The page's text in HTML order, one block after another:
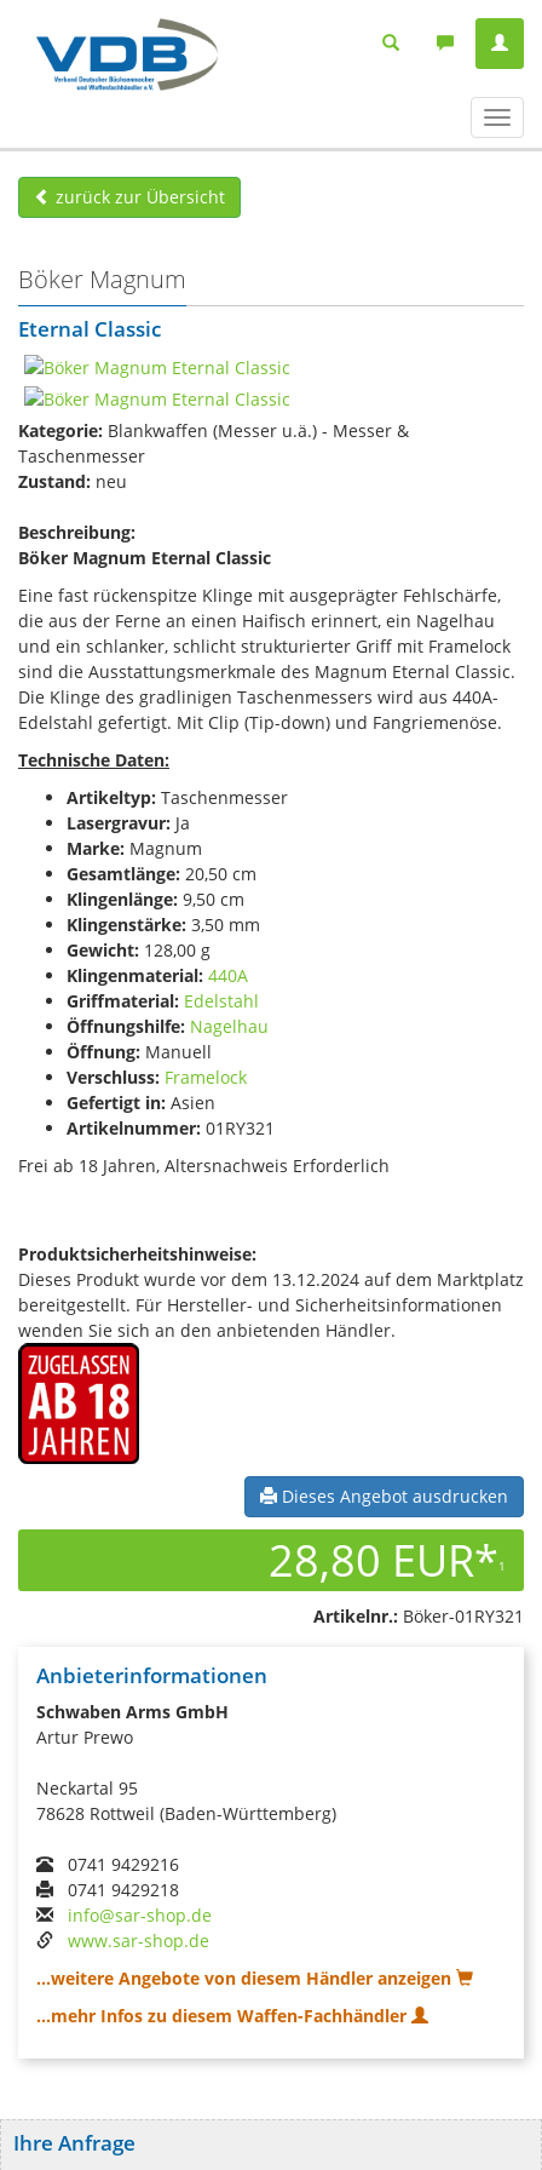
ein-/
zurück zur Übersicht
Böker Magnum
Eternal Classic
Kategorie: Blankwaffen (Messer u.ä.) - Messer &
Taschenmesser
Zustand: neu
Beschreibung:
Böker Magnum Eternal Classic
Eine fast rückenspitze Klinge mit ausgeprägter Fehlschärfe,
die aus der Ferne an einen Haifisch erinnert, ein Nagelhau
und ein schlanker, schlicht strukturierter Griff mit Framelock
sind die Ausstattungsmerkmale des Magnum Eternal Classic.
Die Klinge des gradlinigen Taschenmessers wird aus 440A-
Edelstahl gefertigt. Mit Clip (Tip-down) und Fangriemenöse.
Technische Daten:
Artikeltyp: Taschenmesser
Lasergravur: Ja
Marke: Magnum
Gesamtlänge: 20,50 cm
Klingenlänge: 9,50 cm
Klingenstärke: 3,50 mm
Gewicht: 128,00 g
Klingenmaterial: 440A
Griffmaterial: Edelstahl
Öffnungshilfe: Nagelhau
Öffnung: Manuell
Verschluss: Framelock
Gefertigt in: Asien
Artikelnummer: 01RY321
Frei ab 18 Jahren, Altersnachweis Erforderlich
Produktsicherheitshinweise:
Dieses Produkt wurde vor dem 13.12.2024 auf dem Marktplatz
bereitgestellt. Für Hersteller- und Sicherheitsinformationen
wenden Sie sich an den anbietenden Händler.
Dieses Angebot ausdrucken
28,80 EUR*1
Artikelnr.: Böker-01RY321
Anbieterinformationen
Schwaben Arms GmbH
Artur Prewo
Neckartal 95
78628 Rottweil (Baden-Württemberg)
0741 9429216
0741 9429218
info@sar-shop.de
www.sar-shop.de
...weitere Angebote von diesem Händler anzeigen
...mehr Infos zu diesem Waffen-Fachhändler
Ihre Anfrage